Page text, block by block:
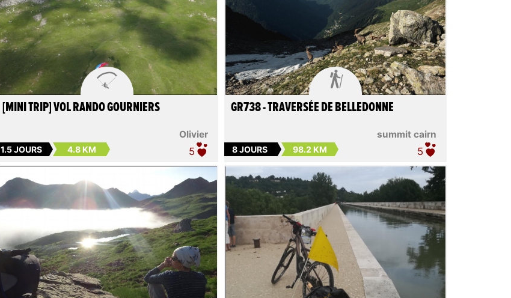

Olivier
[MINI TRIP] VOL RANDO GOURNIERS
1.5 JOURS 4.8 KM 5

summit cairn
GR738 - TRAVERSÉE DE BELLEDONNE
8 JOURS 98.2 KM 5